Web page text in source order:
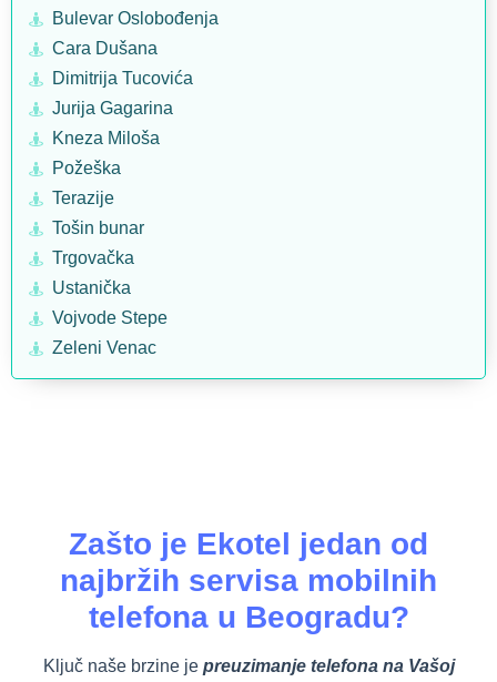
Bulevar Oslobođenja
Cara Dušana
Dimitrija Tucovića
Jurija Gagarina
Kneza Miloša
Požeška
Terazije
Tošin bunar
Trgovačka
Ustanička
Vojvode Stepe
Zeleni Venac
Zašto je Ekotel jedan od
najbržih servisa mobilnih
telefona u Beogradu?
Ključ naše brzine je preuzimanje telefona na Vašoj